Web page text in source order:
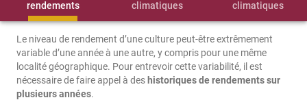
rendements
climatiques
climatiques
Le niveau de rendement d’une culture peut-être extrêmement
variable d’une année à une autre, y compris pour une même
localité géographique. Pour entrevoir cette variabilité, il est
nécessaire de faire appel à des historiques de rendements sur
plusieurs années.